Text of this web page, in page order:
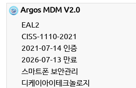
Argos MDM V2.0
EAL2
CISS-1110-2021
2021-07-14 인증
2026-07-13 만료
스마트폰 보안관리
디케이아이테크놀로지